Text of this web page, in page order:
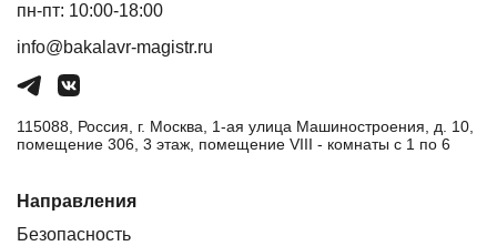
пн-пт: 10:00-18:00
info@bakalavr-magistr.ru
115088, Россия, г. Москва, 1-ая улица Машиностроения, д. 10,
помещение 306, 3 этаж, помещение VIII - комнаты с 1 по 6
Направления
Безопасность